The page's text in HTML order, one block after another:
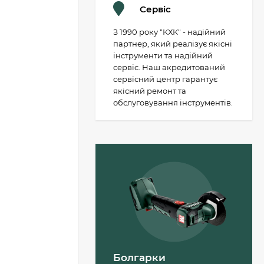
Сервіс
З 1990 року "КХК" - надійний
партнер, який реалізує якісні
інструменти та надійний
сервіс. Наш акредитований
сервісний центр гарантує
якісний ремонт та
обслуговування інструментів.
Болгарки
Пильний диск
Metabo «cordless cut
wood - classic», 305 x
30 Z56 WZ 5°
(628693000)
1 503 грн.